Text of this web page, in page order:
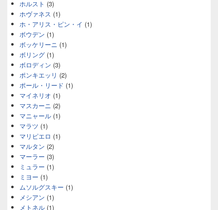
ホルスト (3)
ホヴァネス (1)
ホ・アリス・ピン・イ (1)
ボウデン (1)
ボッケリーニ (1)
ボリング (1)
ボロディン (3)
ポンキエッリ (2)
ポール・リード (1)
マイネリオ (1)
マスカーニ (2)
マニャール (1)
マラツ (1)
マリピエロ (1)
マルタン (2)
マーラー (3)
ミュラー (1)
ミヨー (1)
ムソルグスキー (1)
メシアン (1)
メトネル (1)